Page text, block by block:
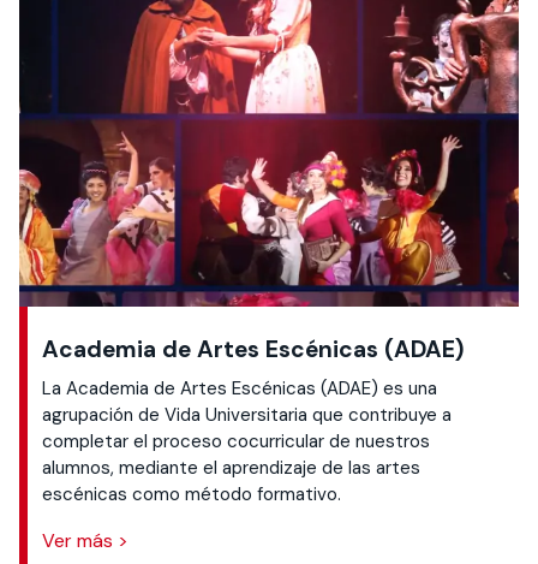
Academia de Artes Escénicas (ADAE)
La Academia de Artes Escénicas (ADAE) es una
agrupación de Vida Universitaria que contribuye a
completar el proceso cocurricular de nuestros
alumnos, mediante el aprendizaje de las artes
escénicas como método formativo.
Ver más >